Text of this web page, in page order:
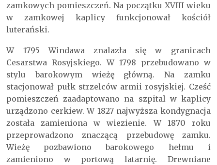
zamkowych pomieszczeń. Na początku XVIII wieku
w zamkowej kaplicy funkcjonował kościół
luterański.
W 1795 Windawa znalazła się w granicach
Cesarstwa Rosyjskiego. W 1798 przebudowano w
stylu barokowym wieżę główną. Na zamku
stacjonował pułk strzelców armii rosyjskiej. Cześć
pomieszczeń zaadaptowano na szpital w kaplicy
urządzono cerkiew. W 1827 najwyższa kondygnacja
została zamieniona w wiezienie. W 1870 roku
przeprowadzono znaczącą przebudowę zamku.
Wieżę pozbawiono barokowego hełmu i
zamieniono w portową latarnię. Drewniane